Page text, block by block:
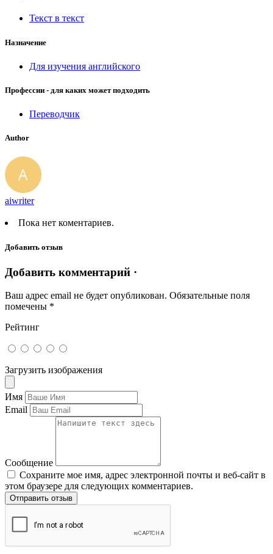
Текст в текст
Назначение
Для изучения английского
Профессии - для каких может подходить
Переводчик
Author
aiwriter
Пока нет коментариев.
Добавить отзыв
Добавить комментарий ·
Ваш адрес email не будет опубликован. Обязательные поля
помечены *
Рейтинг
Загрузить изображения
Имя
Email
Сообщение
Сохраните мое имя, адрес электронной почты и веб-сайт в
этом браузере для следующих комментариев.
Отправить отзыв